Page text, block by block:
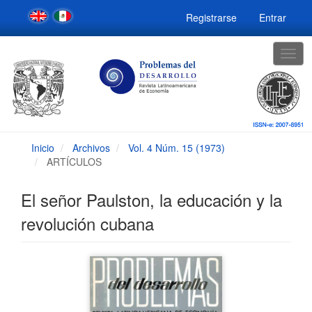
Navegación
principal
Contenido
Barra
lateral
Registrarse Entrar
Inicio Archivos
Vol. 4 Núm. 15 (1973)
ARTÍCULOS
El señor Paulston, la educación y la
revolución cubana